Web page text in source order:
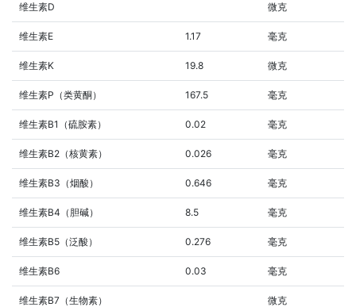
维生素D 微克
维生素E 1.17 毫克
维生素K 19.8 微克
维生素P（类黄酮） 167.5 毫克
维生素B1（硫胺素） 0.02 毫克
维生素B2（核黄素） 0.026 毫克
维生素B3（烟酸） 0.646 毫克
维生素B4（胆碱） 8.5 毫克
维生素B5（泛酸） 0.276 毫克
维生素B6 0.03 毫克
维生素B7（生物素） 微克